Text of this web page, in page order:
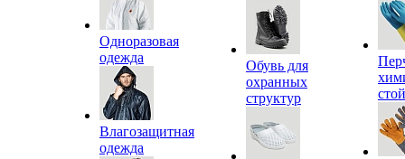
Одноразовая
одежда
Влагозащитная
одежда
Обувь для
охранных
структур